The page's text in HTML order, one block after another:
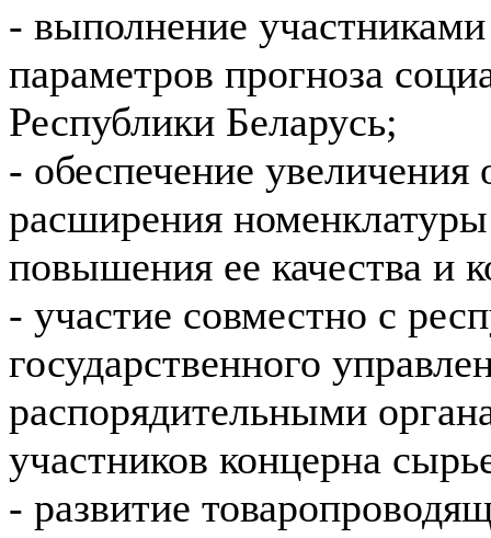
- выполнение
параметров прогноза
Республики Беларусь;
- обеспечение увеличения
расширения
повышения ее качества и
- участие совместно с
государственного
распорядительными
участников концерна
- развитие